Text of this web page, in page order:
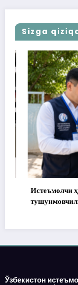
Sizga
Истеъмолчи
тушунмовчилик
Ўзбекистон